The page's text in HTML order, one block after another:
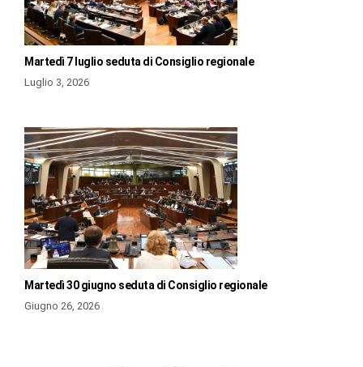
Martedì 7 luglio seduta di Consiglio regionale
Luglio 3, 2026
Martedì 30 giugno seduta di Consiglio regionale
Giugno 26, 2026